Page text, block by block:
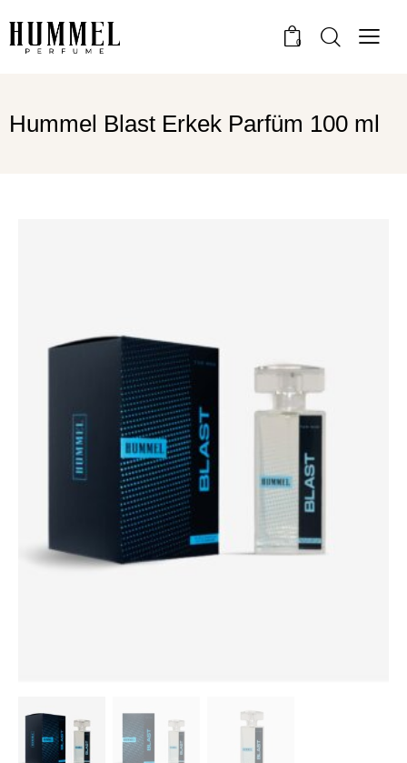
0
Hummel Blast Erkek Parfüm 100 ml